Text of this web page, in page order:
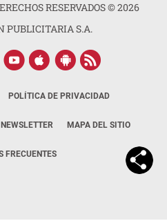
RESERVADOS ©2026
PUBLICITARIA S.A.
POLÍTICA DE PRIVACIDAD
NEWSLETTER MAPA DEL SITIO
FRECUENTES